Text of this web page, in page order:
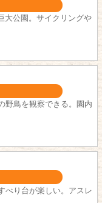
大公園。サイクリングや
野鳥を観察できる。園内
べり台が楽しい。アスレ